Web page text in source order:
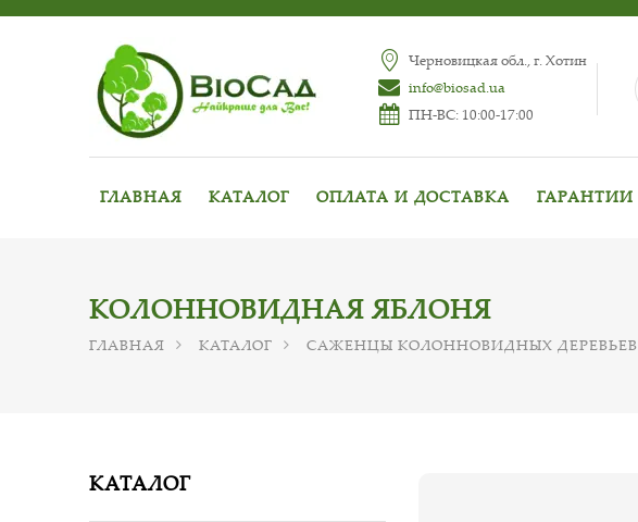
Черновицкая обл., г. Хотин
info@biosad.ua
ПН-ВС: 10:00-17:00
ГЛАВНАЯ КАТАЛОГ ОПЛАТА И ДОСТАВКА ГАРАНТИИ
КОЛОННОВИДНАЯ ЯБЛОНЯ
ГЛАВНАЯ КАТАЛОГ САЖЕНЦЫ КОЛОННОВИДНЫХ ДЕРЕВЬЕВ
КАТАЛОГ